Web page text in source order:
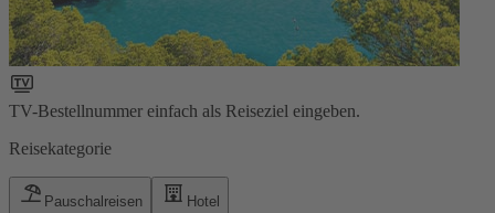
TV-Bestellnummer einfach als Reiseziel eingeben.
Reisekategorie
Pauschalreisen Hotel